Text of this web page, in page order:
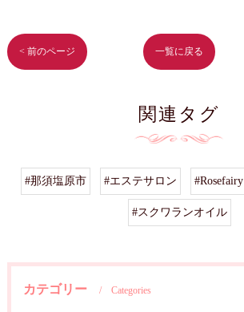
< 前のページ 一覧に戻る
関連タグ
#那須塩原市 #エステサロン #Rosefairy
#スクワランオイル
カテゴリー Categories